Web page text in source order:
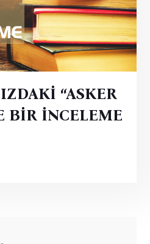
“ASKER
BİR İNCELEME